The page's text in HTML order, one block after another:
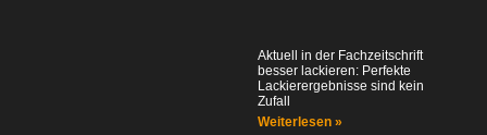
Aktuell in der Fachzeitschrift
besser lackieren: Perfekte
Lackierergebnisse sind kein
Zufall
Weiterlesen »